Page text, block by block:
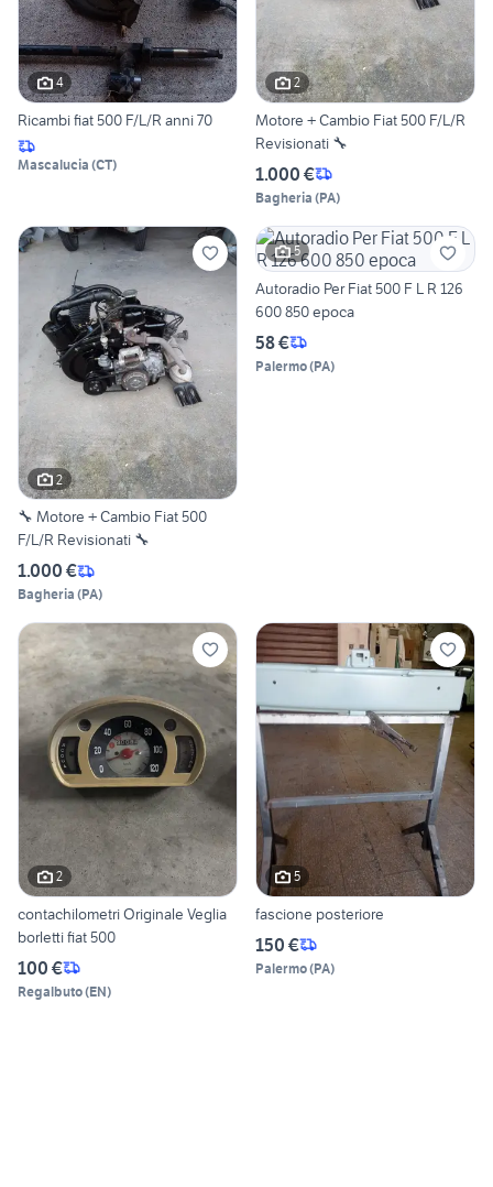
4
Ricambi fiat 500 F/L/R anni 70
Mascalucia (CT)
2
Motore + Cambio Fiat 500 F/L/R
Revisionati 🔧
1.000 €
Bagheria (PA)
2
🔧 Motore + Cambio Fiat 500
F/L/R Revisionati 🔧
1.000 €
Bagheria (PA)
5
Autoradio Per Fiat 500 F L R 126
600 850 epoca
58 €
Palermo(PA)
2
contachilometri Originale Veglia
borletti fiat 500
100 €
Regalbuto(EN)
5
fascione posteriore
150 €
Palermo(PA)